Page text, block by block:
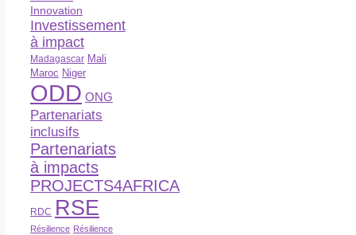
Innovation
Investissement
à impact
Madagascar Mali
Maroc Niger
ODD ONG
Partenariats
inclusifs
Partenariats
à impacts
PROJECTS4AFRICA
RDC RSE
Résilience Résilience